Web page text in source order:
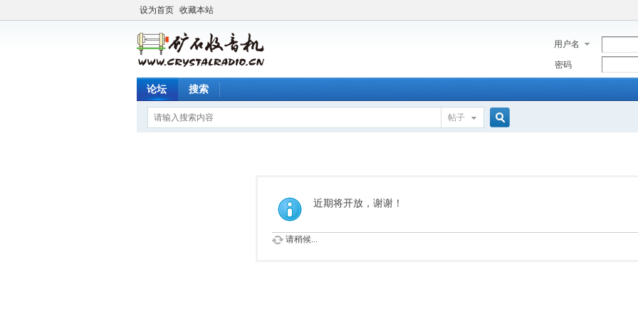
设为首页 收藏本站
用户名
密码
论坛 搜索
帖子
近期将开放，谢谢！
请稍候...